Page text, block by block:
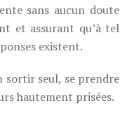
sans aucun doute
et assurant qu’à tel
existent.
sortir seul, se prendre
hautement prisées.